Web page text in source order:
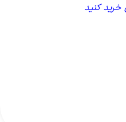
خرید کنید